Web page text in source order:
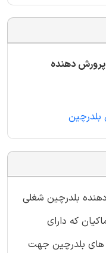
پرورش دهنده
بلدرچین
بلدرچین شغلی
كه دارای
های بلدرچین جهت